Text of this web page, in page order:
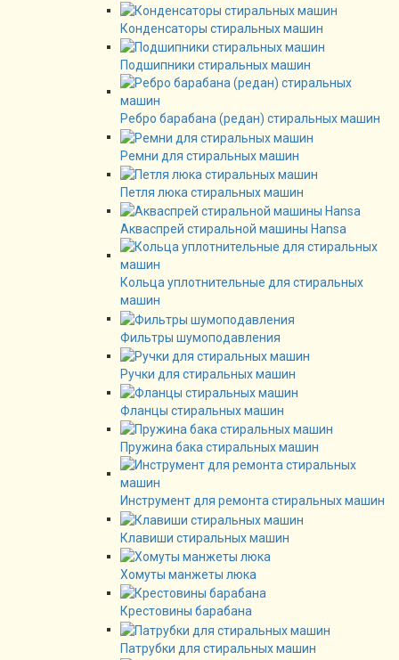
Конденсаторы стиральных машин
Подшипники стиральных машин
Ребро барабана (редан) стиральных машин
Ремни для стиральных машин
Петля люка стиральных машин
Акваспрей стиральной машины Hansa
Кольца уплотнительные для стиральных
машин
Фильтры шумоподавления
Ручки для стиральных машин
Фланцы стиральных машин
Пружина бака стиральных машин
Инструмент для ремонта стиральных машин
Клавиши стиральных машин
Хомуты манжеты люка
Крестовины барабана
Патрубки для стиральных машин